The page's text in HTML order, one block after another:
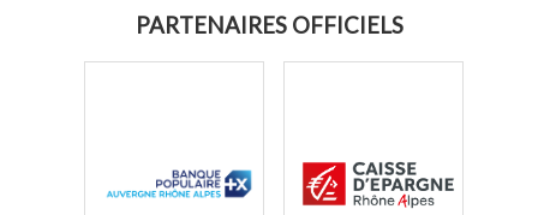
PARTENAIRES OFFICIELS